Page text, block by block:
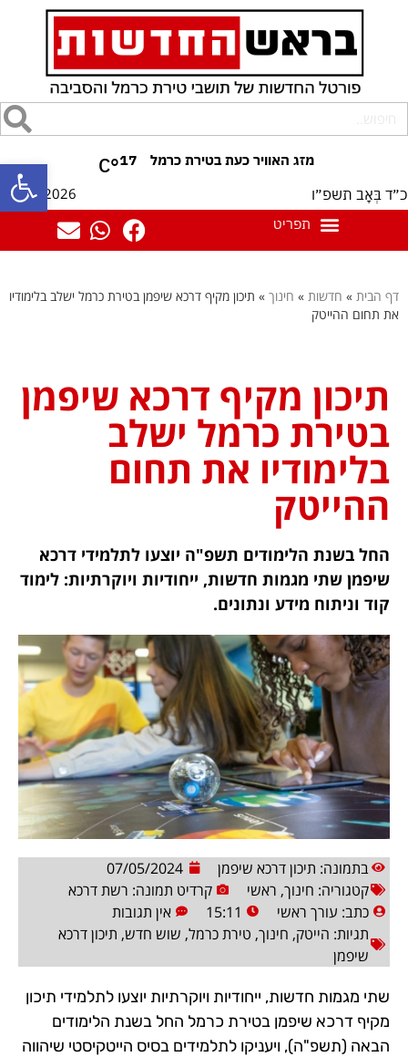
פתח 17
°C
כ״ד בְּאָב תשפ״ו 07/08/2026
דף הבית » חדשות » חינוך » תיכון מקיף דרכא שיפמן בטירת כרמל ישלב בלימודיו
את תחום ההייטק
תיכון מקיף דרכא שיפמן
בטירת כרמל ישלב
בלימודיו את תחום
ההייטק
החל בשנת הלימודים תשפ"ה יוצעו לתלמידי דרכא
שיפמן שתי מגמות חדשות, ייחודיות ויוקרתיות: לימוד
קוד וניתוח מידע ונתונים.
בתמונה: תיכון דרכא שיפמן
07/05/2024
קטגוריה: חינוך, ראשי
קרדיט תמונה: רשת דרכא
כתב: עורך ראשי 15:11
אין תגובות
תגיות: הייטק, חינוך, טירת כרמל, שוש חדש, תיכון דרכא
שיפמן
שתי מגמות חדשות, ייחודיות ויוקרתיות יוצעו לתלמידי תיכון
מקיף דרכא שיפמן בטירת כרמל החל בשנת הלימודים
הבאה (תשפ"ה), ויעניקו לתלמידים בסיס הייטקיסטי שיהווה